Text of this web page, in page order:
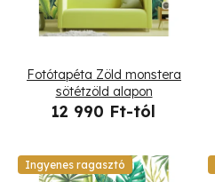
k
Fotótapéta Zöld monstera
sötétzöld alapon
12 990 Ft-tól
Ingyenes ragasztó